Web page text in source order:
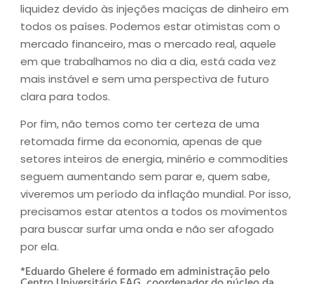
liquidez devido às injeções maciças de dinheiro em
todos os países. Podemos estar otimistas com o
mercado financeiro, mas o mercado real, aquele
em que trabalhamos no dia a dia, está cada vez
mais instável e sem uma perspectiva de futuro
clara para todos.
Por fim, não temos como ter certeza de uma
retomada firme da economia, apenas de que
setores inteiros de energia, minério e commodities
seguem aumentando sem parar e, quem sabe,
viveremos um período da inflação mundial. Por isso,
precisamos estar atentos a todos os movimentos
para buscar surfar uma onda e não ser afogado
por ela.
*Eduardo Ghelere é formado em administração pelo